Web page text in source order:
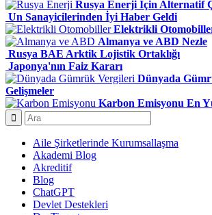
Rusya Enerji İçin Alternatif
Un Sanayicilerinden İyi Haber Geldi
Elektrikli
Almanya ve ABD Nezle
Rusya BAE Arktik Lojistik Ortaklığı
Japonya'nın Faiz Kararı
Dünyada
Gelişmeler
Karbon Emisyonu En
Aile Şirketlerinde Kurumsallaşma
Akademi Blog
Akreditif
Blog
ChatGPT
Devlet Destekleri